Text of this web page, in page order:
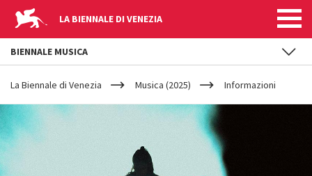
LA BIENNALE DI VENEZIA
YOUR
ARE
HERE
La Biennale di Venezia Musica (2025) Informazioni
BIENNALE MUSICA